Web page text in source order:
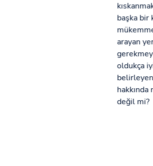
başka bir
arayan
oldukça
değil mi?